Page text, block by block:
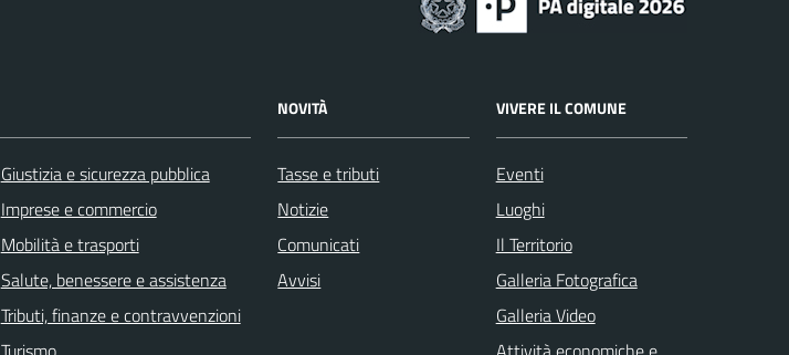
Giustizia e sicurezza pubblica
Imprese e commercio
Mobilità e trasporti
Salute, benessere e assistenza
Tributi, finanze e contravvenzioni
NOVITÀ
Tasse e tributi
Notizie
Comunicati
Avvisi
VIVERE IL COMUNE
Eventi
Luoghi
Il Territorio
Galleria Fotografica
Galleria Video